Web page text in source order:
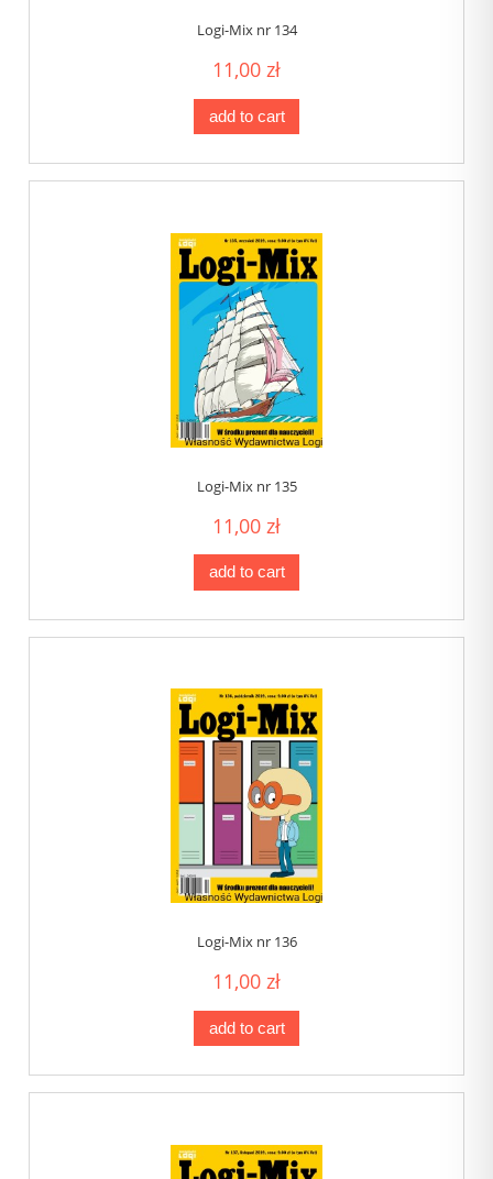
Logi-Mix nr 134
11,00 zł
add to cart
Logi-Mix nr 135
11,00 zł
add to cart
Logi-Mix nr 136
11,00 zł
add to cart